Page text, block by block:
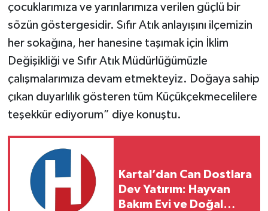
çocuklarımıza ve yarınlarımıza verilen güçlü bir
sözün göstergesidir. Sıfır Atık anlayışını ilçemizin
her sokağına, her hanesine taşımak için İklim
Değişikliği ve Sıfır Atık Müdürlüğümüzle
çalışmalarımıza devam etmekteyiz. Doğaya sahip
çıkan duyarlılık gösteren tüm Küçükçekmecelilere
teşekkür ediyorum” diye konuştu.
Kartal’dan Can Dostlara
Dev Yatırım: Hayvan
Bakım Evi ve Doğal